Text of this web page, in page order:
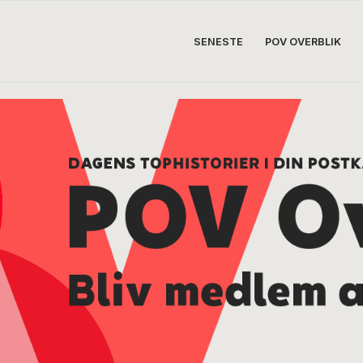
SENESTE POV OVERBLIK